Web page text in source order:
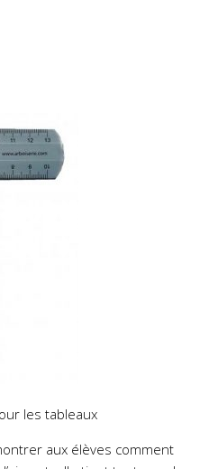
les tableaux
aux élèves comment